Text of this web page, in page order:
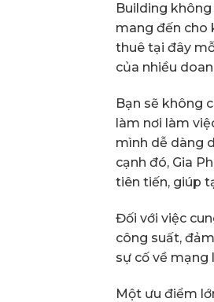
Building
mang đến cho
thuê tại đây
của nhiều
Bạn sẽ không
làm nơi làm
mình dễ dàng
cạnh đó, Gia
tiên tiến, giúp
Đối với việc
công suất,
sự cố về mạng
Một ưu điểm